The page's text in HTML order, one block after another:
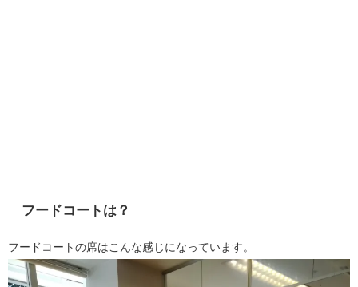
フードコートは？
フードコートの席はこんな感じになっています。